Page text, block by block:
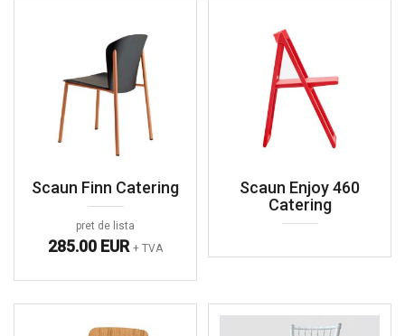
Scaun Finn Catering
pret de lista
285.00 EUR + TVA
Scaun Enjoy 460
Catering